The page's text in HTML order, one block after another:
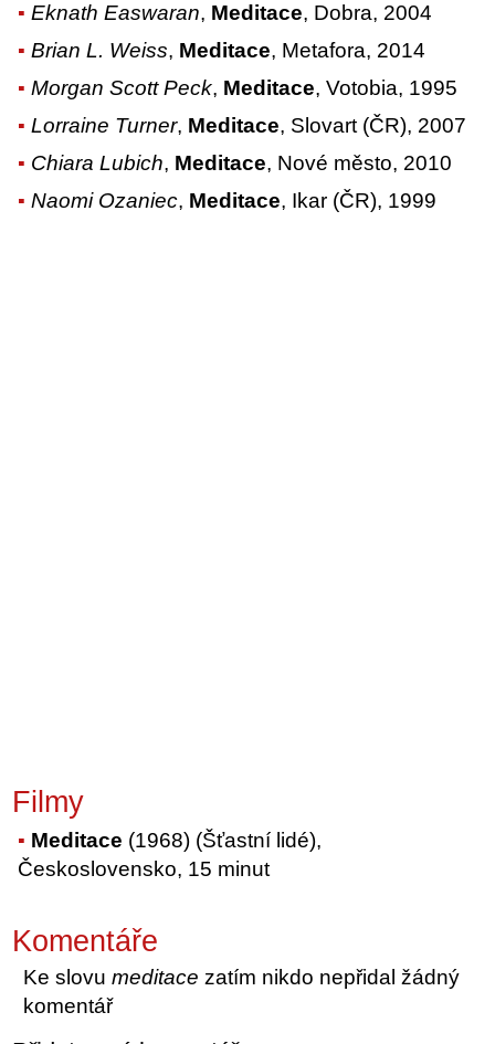
Eknath Easwaran, Meditace, Dobra, 2004
Brian L. Weiss, Meditace, Metafora, 2014
Morgan Scott Peck, Meditace, Votobia, 1995
Lorraine Turner, Meditace, Slovart (ČR), 2007
Chiara Lubich, Meditace, Nové město, 2010
Naomi Ozaniec, Meditace, Ikar (ČR), 1999
Filmy
Meditace (1968) (Šťastní lidé),
Československo, 15 minut
Komentáře
Ke slovumeditace zatím nikdo nepřidal žádný
komentář